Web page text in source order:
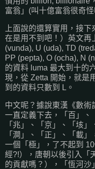
富翁」(叫十億富翁很奇
上面說的還算實用，接
在是用不到吧！）英文再
(vunda), U (uda), TD
PP (pepta), O (ocha), N
的資料 luma 最大到十的
現，從 Zetta 開始，就是
到的資料只數到 L。
中文呢？據說東漢《數術
一直定義下去，「百」、
「兆」、「京」、「垓
「澗」、「正」、「載
一個「極」，了不起到
經?!），唐朝以後引入「
的貢獻嗎？），「恆河沙